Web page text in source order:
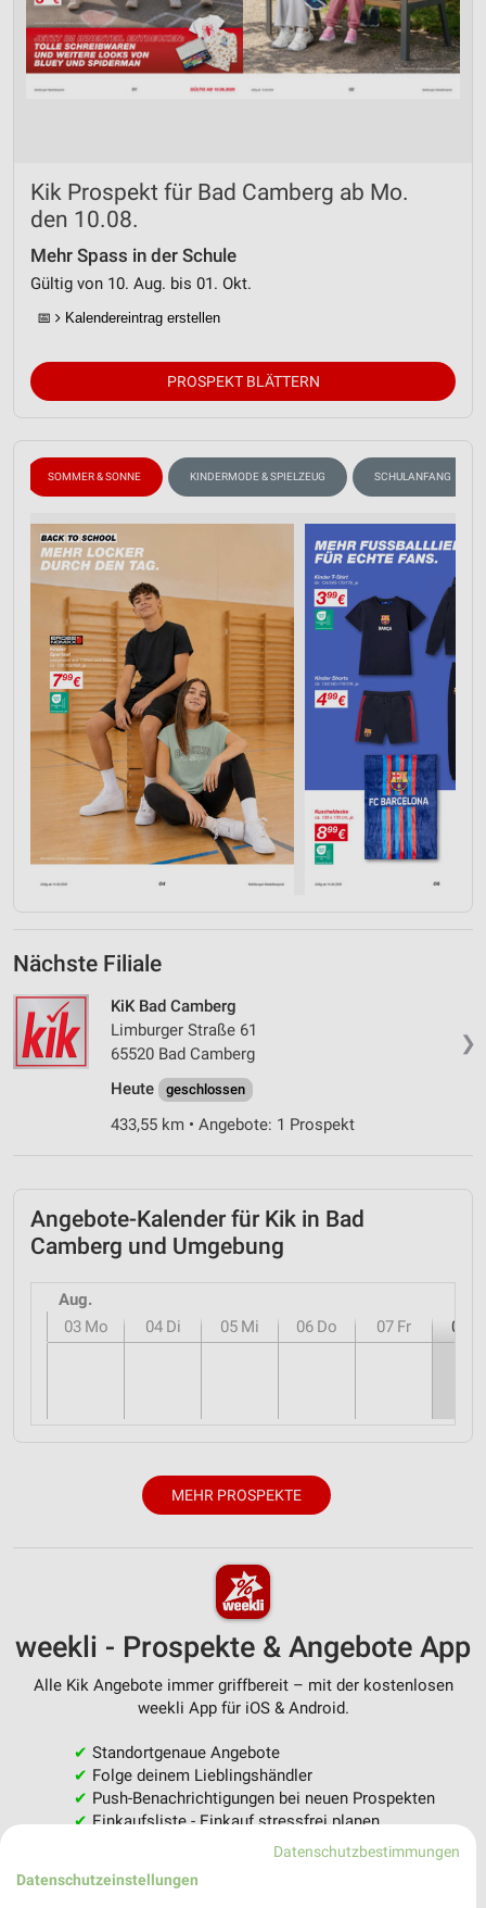
Kik Prospekt für Bad Camberg ab Mo.
den 10.08.
Mehr Spass in der Schule
Gültig von 10. Aug. bis 01. Okt.
📅 Kalendereintrag erstellen
PROSPEKT BLÄTTERN
SOMMER & SONNE KINDERMODE & SPIELZEUG SCHULANFANG
Nächste Filiale
❯
KiK Bad Camberg
Limburger Straße 61
65520 Bad Camberg
Heute
geschlossen
433,55 km • Angebote: 1 Prospekt
Angebote-Kalender für Kik in Bad
Camberg und Umgebung
Aug.
03 Mo 04 Di 05 Mi 06 Do 07 Fr 08
MEHR PROSPEKTE
weekli - Prospekte & Angebote App
Alle Kik Angebote immer griffbereit – mit der kostenlosen
weekli App für iOS & Android.
✔ Standortgenaue Angebote
✔ Folge deinem Lieblingshändler
✔ Push-Benachrichtigungen bei neuen Prospekten
✔Einkaufsliste - Einkauf stressfrei planen
JETZT LADEN UND SPAREN!
Datenschutzbestimmungen
Datenschutzeinstellungen